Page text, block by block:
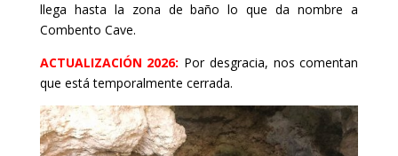
llega hasta la zona de baño lo que da nombre a
Combento Cave.
ACTUALIZACIÓN 2026: Por desgracia, nos comentan
que está temporalmente cerrada.